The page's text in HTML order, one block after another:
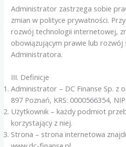
Administrator zastrzega sobie
zmian w polityce prywatności.
rozwój technologii internetowej,
obowiązującym prawie lub
Administratora.
III. Definicje
Administrator – DC Finanse Sp. z
897 Poznań, KRS: 0000566354,
Użytkownik – każdy podmiot
korzystający z niej.
Strona – strona internetowa